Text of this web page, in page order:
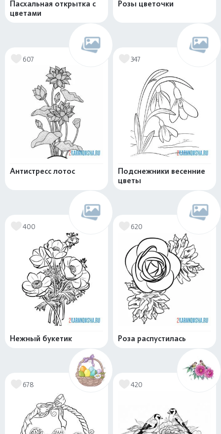
Пасхальная открытка с
цветами
Розы цветочки
607
Антистресс лотос
347
Подснежники весенние
цветы
400
Нежный букетик
620
Роза распустилась
678 420